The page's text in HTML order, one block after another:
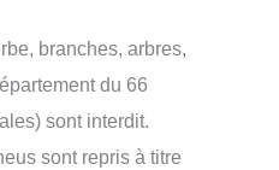
branches, arbres,
du 66
sont interdit.
sont repris à titre